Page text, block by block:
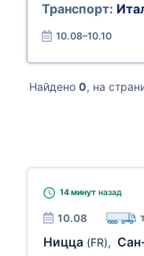
Транспорт:
10.08–10.10
Найдено 0, на
14 минут назад
10.08
Ницца (FR),